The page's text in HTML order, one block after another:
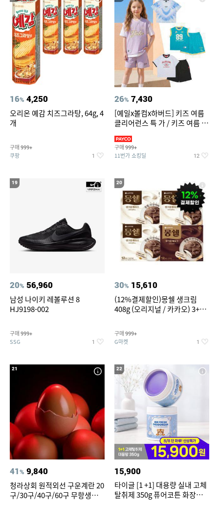
16% 4,250
오리온 예감 치즈그라탕, 64g, 4
개
구매 999+
쿠팡 1
26% 7,430
[예일x볼컴x하버드] 키즈 여름
클리어런스 특 가 / 키즈 여름 수
구매 999+
11번가 쇼킹딜 12
19
20% 56,960
남성 나이키 레볼루션 8
HJ9198-002
구매 999+
SSG 1
20
30% 15,610
(12%결제할인)몽쉘 생크림
408g (오리지널 / 카카오) 3+1
구매 999+
G마켓 1
21
41% 9,840
청라상회 원적외선 구운계란 20
구/30구/40구/60구 무항생제
22
15,900
타이글 [1 +1] 대용량 실내 고체
탈취제 350g 퓨어코튼 화장실